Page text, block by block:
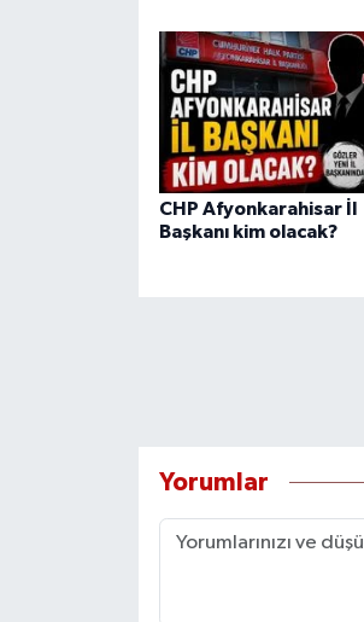
CHP Afyonkarahisar İl
Başkanı kim olacak?
Yorumlar